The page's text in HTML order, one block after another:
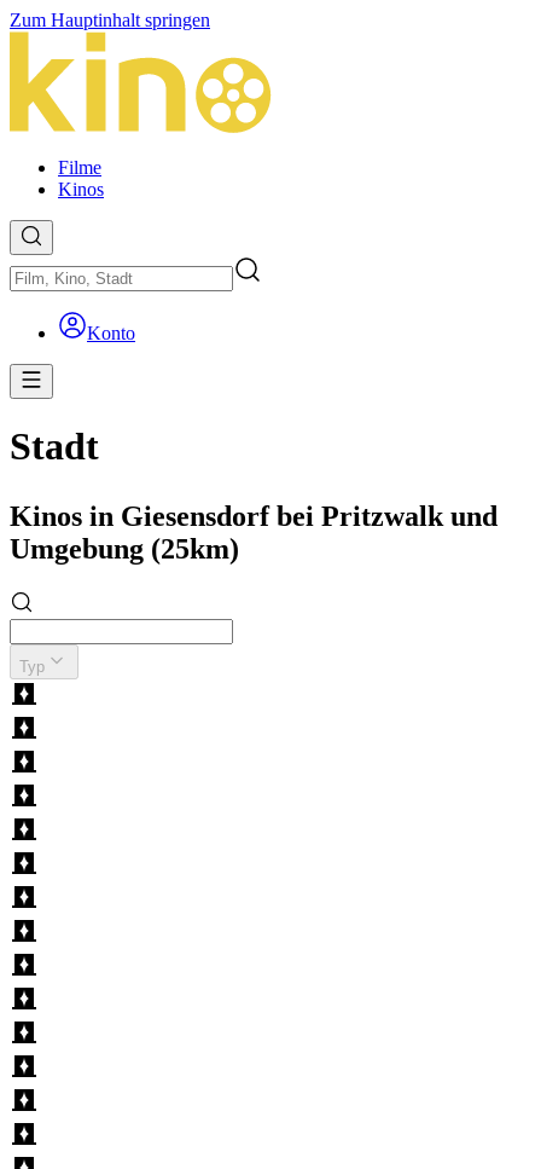
Zum Hauptinhalt springen
Filme
Kinos
Konto
Stadt
Kinos in Giesensdorf bei Pritzwalk und
Umgebung (25km)
Typ